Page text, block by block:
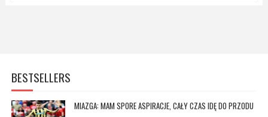
BESTSELLERS
MIAZGA: MAM SPORE ASPIRACJE, CAŁY CZAS IDĘ DO PRZODU